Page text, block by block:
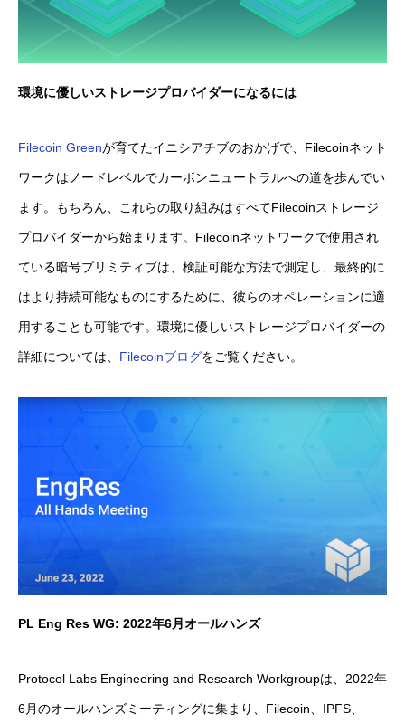
環境に優しいストレージプロバイダーになるには
Filecoin Greenが育てたイニシアチブのおかげで、Filecoinネット
ワークはノードレベルでカーボンニュートラルへの道を歩んでい
ます。もちろん、これらの取り組みはすべてFilecoinストレージ
プロバイダーから始まります。Filecoinネットワークで使用され
ている暗号プリミティブは、検証可能な方法で測定し、最終的に
はより持続可能なものにするために、彼らのオペレーションに適
用することも可能です。環境に優しいストレージプロバイダーの
詳細については、 Filecoinブログをご覧ください。
PL Eng Res WG: 2022年6月オールハンズ
Protocol Labs Engineering and Research Workgroupは、2022年
6月のオールハンズミーティングに集まり、Filecoin、IPFS、